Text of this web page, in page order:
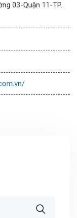
03-Quận 11-TP.